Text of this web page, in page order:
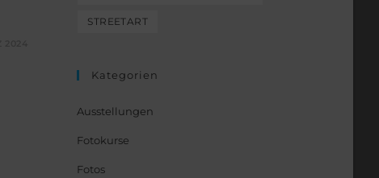
STREETART
Kategorien
Ausstellungen
Fotokurse
Fotos